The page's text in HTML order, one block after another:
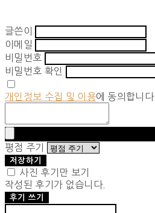
글쓴이
이메일
비밀번호
비밀번호 확인
개인정보 수집 및 이용에 동의합니다.
평점 주기
저장하기
사진 후기만 보기
작성된 후기가 없습니다.
후기 쓰기